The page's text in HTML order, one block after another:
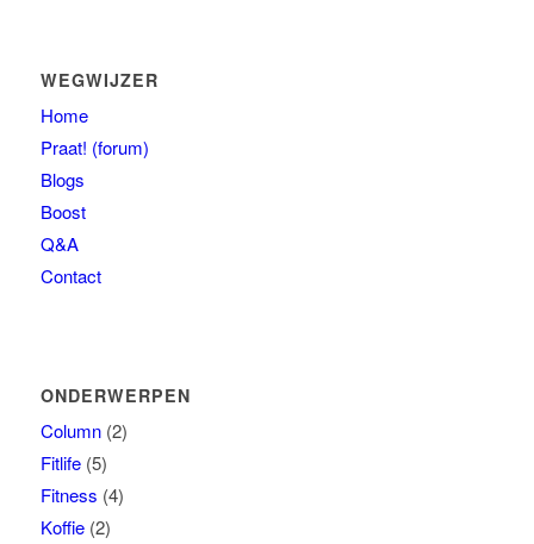
WEGWIJZER
Home
Praat! (forum)
Blogs
Boost
Q&A
Contact
ONDERWERPEN
Column(2)
Fitlife(5)
Fitness (4)
Koffie(2)